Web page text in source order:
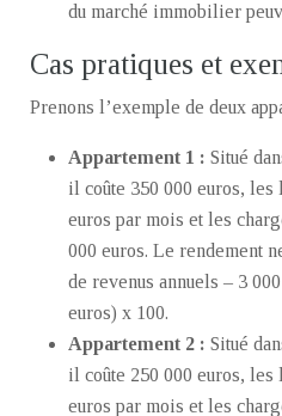
du marché immobilier
Cas pratiques et
Prenons l’exemple de deux
Appartement 1 : Situé
il coûte 350 000 euros, les
euros par mois et les
000 euros. Le rendement
de revenus annuels – 3
euros) x 100.
Appartement 2 : Situé
il coûte 250 000 euros, les
euros par mois et les